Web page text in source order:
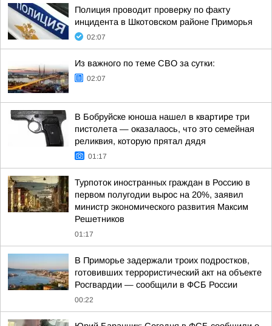
Полиция проводит проверку по факту
инцидента в Шкотовском районе Приморья
02:07
Из важного по теме СВО за сутки:
02:07
В Бобруйске юноша нашел в квартире три
пистолета — оказалаось, что это семейная
реликвия, которую прятал дядя
01:17
Турпоток иностранных граждан в Россию в
первом полугодии вырос на 20%, заявил
министр экономического развития Максим
Решетников
01:17
В Приморье задержали троих подростков,
готовивших террористический акт на объекте
Росгвардии — сообщили в ФСБ России
00:22